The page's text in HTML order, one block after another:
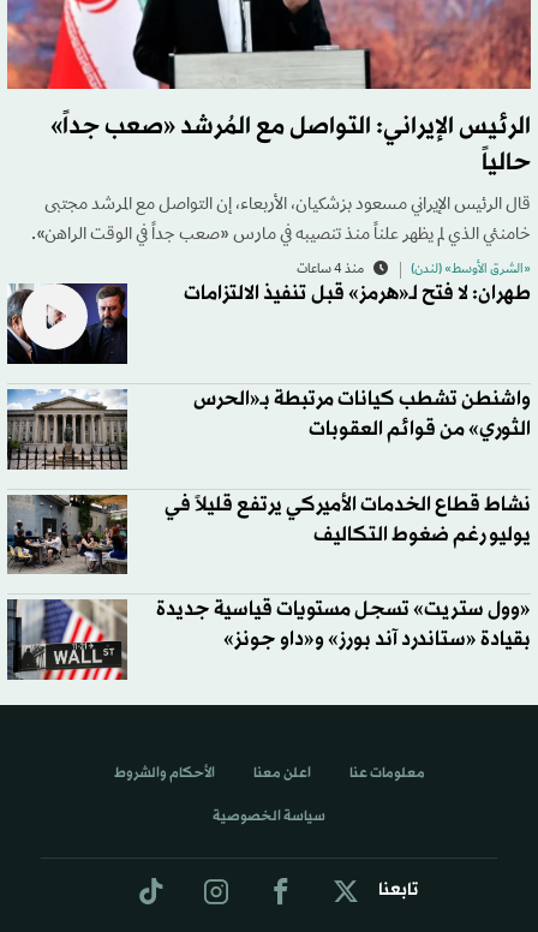
الرئيس الإيراني: التواصل مع المُرشد «صعب جداً»
حالياً
قال الرئيس الإيراني مسعود بزشكيان، الأربعاء، إن التواصل مع المرشد مجتبى
خامنئي الذي لم يظهر علناً منذ تنصيبه في مارس «صعب جداً في الوقت الراهن».
«الشرق الأوسط» (لندن) منذ 4 ساعات
طهران: لا فتح لـ«هرمز» قبل تنفيذ الالتزامات
واشنطن تشطب كيانات مرتبطة بـ«الحرس
الثوري» من قوائم العقوبات
نشاط قطاع الخدمات الأميركي يرتفع قليلاً في
يوليو رغم ضغوط التكاليف
«وول ستريت» تسجل مستويات قياسية جديدة
بقيادة «ستاندرد آند بورز» و«داو جونز»
تابعنا
معلومات عنا اعلن معنا الأحكام والشروط
سياسة الخصوصية